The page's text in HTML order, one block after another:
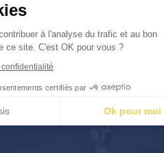
de bain Faches-Thumesnil
SARL Pose Sanit
à l'analyse du trafic et au bon
ce site. C'est OK pour vous ?
certifiés par
Ok pour moi
d'adapter et de gérer vos paramètres de